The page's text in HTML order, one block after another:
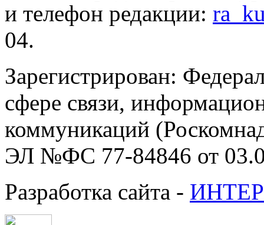
и телефон редакции:
04.
Зарегистрирован:
сфере связи,
коммуникаций
ЭЛ №ФС 77-84846 от
Разработка сайта -